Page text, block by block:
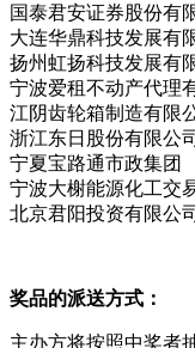
国泰君安证券股份有
大连华鼎科技发展有
扬州虹扬科技发展有
宁波爱租不动产代理
江阴齿轮箱制造有限
浙江东日股份有限公司
宁夏宝路通市政集团
宁波大榭能源化工交
北京君阳投资有限公司
奖品的派送方式：
主办方将按照中奖者